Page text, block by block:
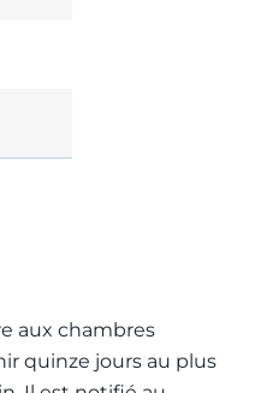
aux chambres
quinze jours au plus